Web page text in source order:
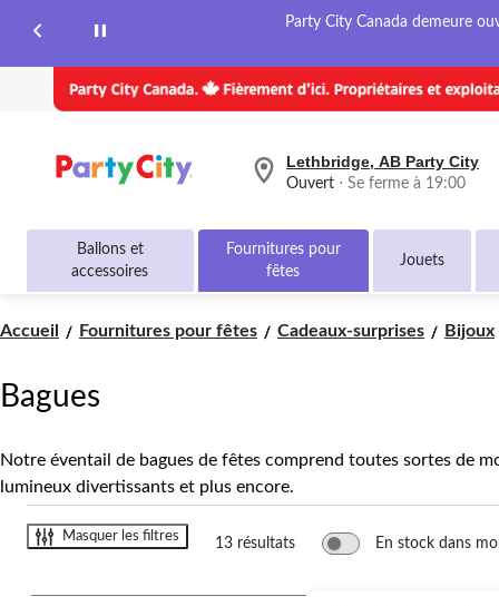
Party City Canada demeure
votre
Lethbridge,
AB
Party
courament
cliquer
pour
changer
Lethbridge, AB Party City
Ouvert ⋅ Se ferme à 19:00
Ballons et
accessoires
Fournitures pour
fêtes
Jouets
Accueil Fournitures pour fêtes Cadeaux-surprises Bijoux
Bagues
Notre éventail de bagues de fêtes comprend toutes sortes de
lumineux divertissants et plus encore.
Masquer les filtres 13 résultats En stock dans